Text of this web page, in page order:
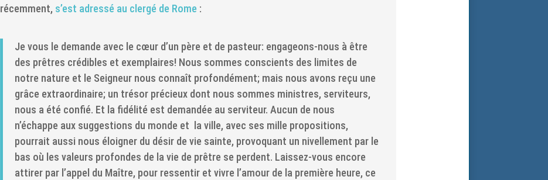
récemment, s’est adressé au clergé de Rome :
Je vous le demande avec le cœur d’un père et de pasteur: engageons-nous à être
des prêtres crédibles et exemplaires! Nous sommes conscients des limites de
notre nature et le Seigneur nous connaît profondément; mais nous avons reçu une
grâce extraordinaire; un trésor précieux dont nous sommes ministres, serviteurs,
nous a été confié. Et la fidélité est demandée au serviteur. Aucun de nous
n’échappe aux suggestions du monde et la ville, avec ses mille propositions,
pourrait aussi nous éloigner du désir de vie sainte, provoquant un nivellement par le
bas où les valeurs profondes de la vie de prêtre se perdent. Laissez-vous encore
attirer par l’appel du Maître, pour ressentir et vivre l’amour de la première heure, ce